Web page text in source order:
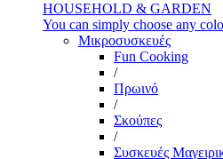
HOUSEHOLD & GARDEN
You can simply choose any
Μικροσυσκευές
Fun Cooking
/
Πρωινό
/
Σκούπες
/
Συσκευές